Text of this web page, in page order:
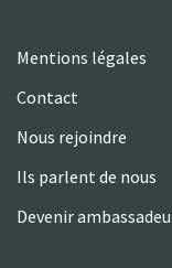
Mentions légales
Contact
Nous rejoindre
Ils parlent de nous
Devenir